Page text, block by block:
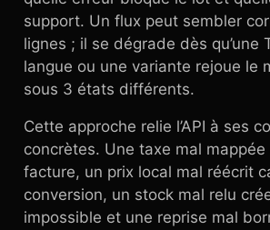
support. Un flux peut sembler
lignes ; il se dégrade dès qu’une
langue ou une variante rejoue le
sous 3 états différents.
Cette approche relie l’API à ses
concrètes. Une taxe mal mappée
facture, un prix local mal réécrit
conversion, un stock mal relu
impossible et une reprise mal